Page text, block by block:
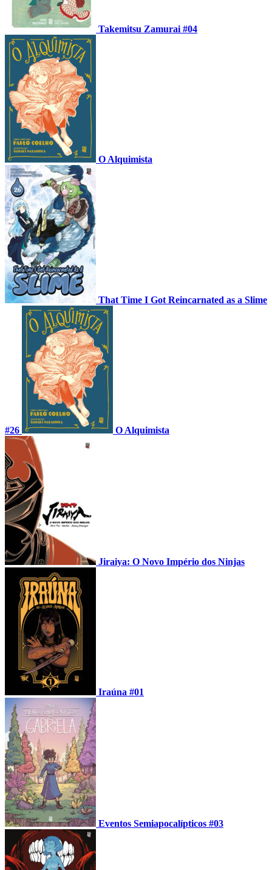
Takemitsu Zamurai #04
O Alquimista
That Time I Got Reincarnated as a Slime
#26 O Alquimista
Jiraiya: O Novo Império dos Ninjas
Iraúna #01
Eventos Semiapocalípticos #03